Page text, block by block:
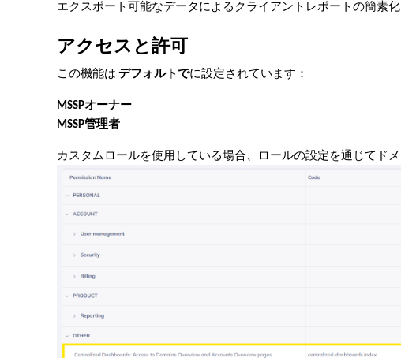
エクスポート可能なデータによるクライアントレポートの簡素化
アクセスと許可
この機能は デフォルトでに設定されています：
MSSPオーナー
MSSP管理者
カスタムロールを使用している場合、ロールの設定を通じてド